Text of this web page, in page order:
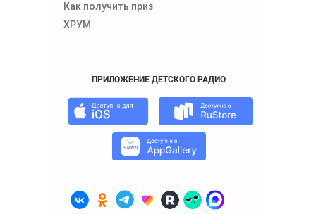
Как получить приз
ХРУМ
ПРИЛОЖЕНИЕ ДЕТСКОГО РАДИО